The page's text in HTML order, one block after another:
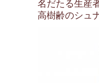
名だたる生産
高樹齢のシュ